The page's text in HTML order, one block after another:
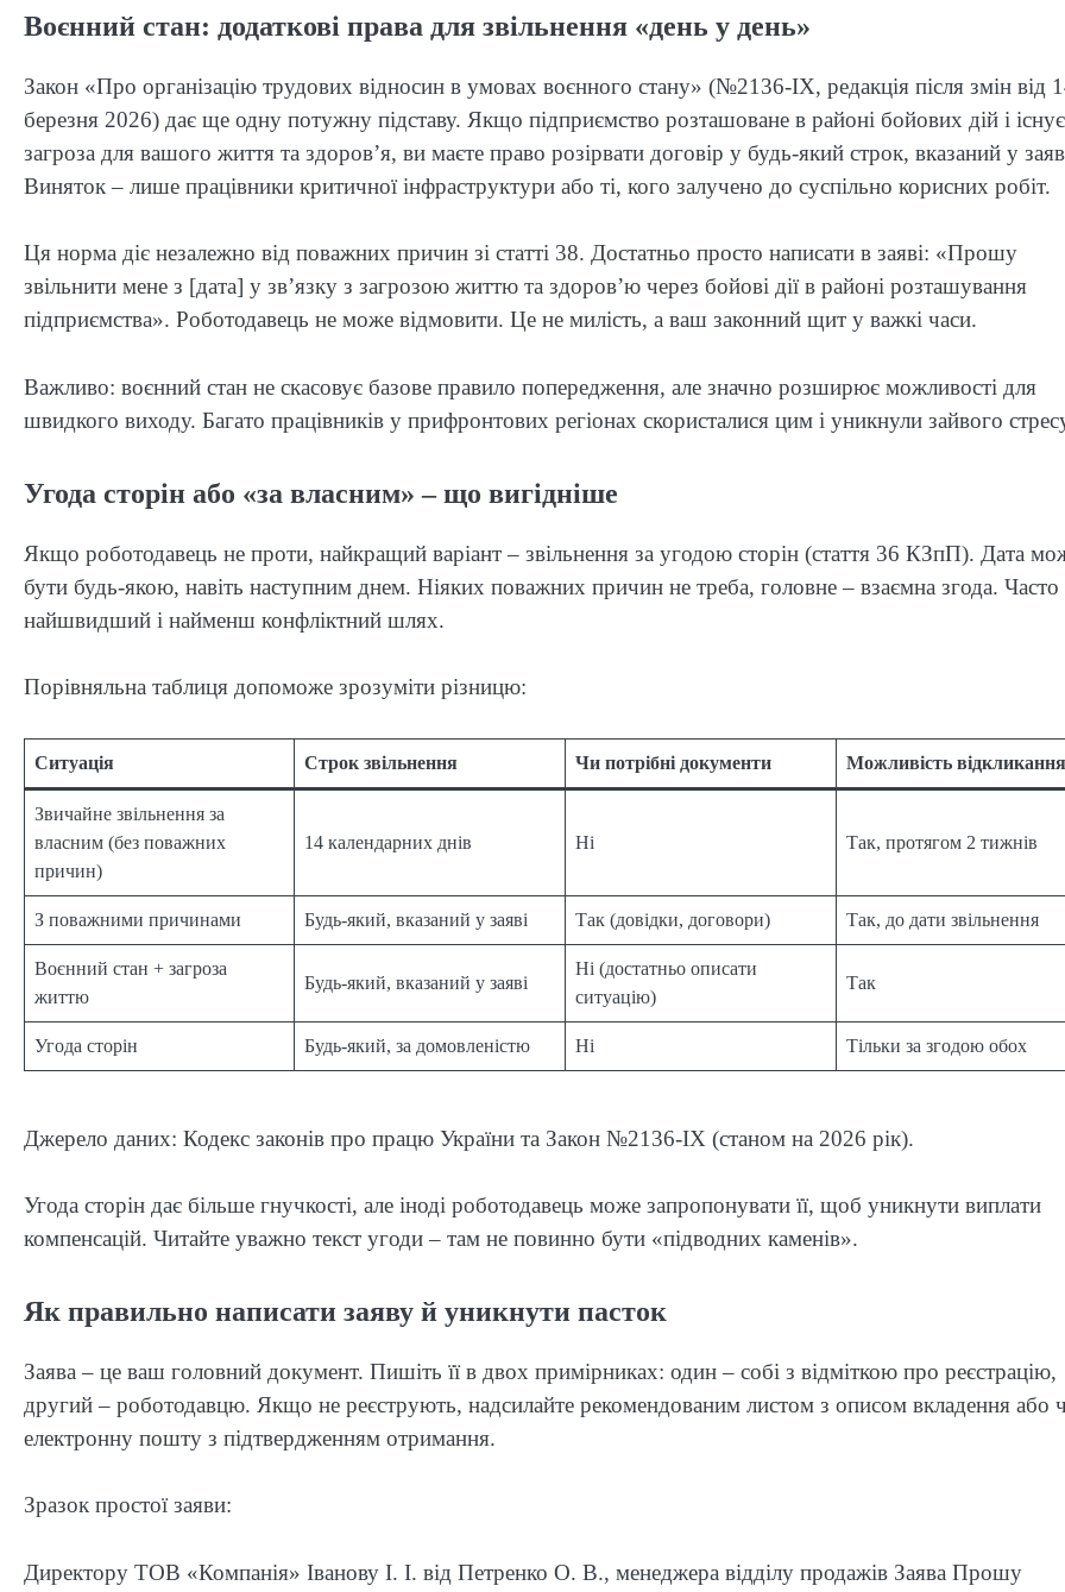
Воєнний стан: додаткові права для звільнення «день у день»
Закон «Про організацію трудових відносин в умовах воєнного стану» (№2136-IX, редакція після змін від
березня 2026) дає ще одну потужну підставу. Якщо підприємство розташоване в районі бойових дій і існує
загроза для вашого життя та здоров’я, ви маєте право розірвати договір у будь-який строк, вказаний у
Виняток – лише працівники критичної інфраструктури або ті, кого залучено до суспільно корисних робіт.
Ця норма діє незалежно від поважних причин зі статті 38. Достатньо просто написати в заяві: «Прошу
звільнити мене з [дата] у зв’язку з загрозою життю та здоров’ю через бойові дії в районі розташування
підприємства». Роботодавець не може відмовити. Це не милість, а ваш законний щит у важкі часи.
Важливо: воєнний стан не скасовує базове правило попередження, але значно розширює можливості для
швидкого виходу. Багато працівників у прифронтових регіонах скористалися цим і уникнули зайвого
Угода сторін або «за власним» – що вигідніше
Якщо роботодавець не проти, найкращий варіант – звільнення за угодою сторін (стаття 36 КЗпП). Дата
бути будь-якою, навіть наступним днем. Ніяких поважних причин не треба, головне – взаємна згода. Часто
найшвидший і найменш конфліктний шлях.
Порівняльна таблиця допоможе зрозуміти різницю:
Ситуація Строк звільнення Чи потрібні документи Можливість відкликання
Звичайне звільнення за
власним (без поважних
причин)
14 календарних днів Ні Так, протягом 2 тижнів
З поважними причинами Будь-який, вказаний у заяві Так (довідки, договори) Так, до дати звільнення
Воєнний стан + загроза
життю
Будь-який, вказаний у заяві
Ні (достатньо описати
ситуацію)
Так
Угода сторін Будь-який, за домовленістю Ні Тільки за згодою обох
Джерело даних: Кодекс законів про працю України та Закон №2136-IX (станом на 2026 рік).
Угода сторін дає більше гнучкості, але іноді роботодавець може запропонувати її, щоб уникнути виплати
компенсацій. Читайте уважно текст угоди – там не повинно бути «підводних каменів».
Як правильно написати заяву й уникнути пасток
Заява – це ваш головний документ. Пишіть її в двох примірниках: один – собі з відміткою про реєстрацію,
другий – роботодавцю. Якщо не реєструють, надсилайте рекомендованим листом з описом вкладення або
електронну пошту з підтвердженням отримання.
Зразок простої заяви:
Директору ТОВ «Компанія» Іванову І. І. від Петренко О. В., менеджера відділу продажів Заява Прошу